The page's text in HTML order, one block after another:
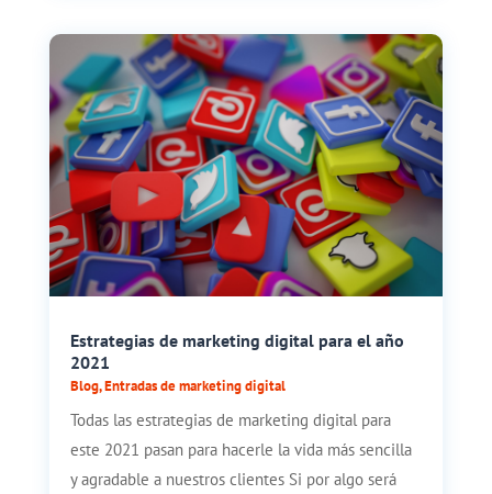
Estrategias de marketing digital para el año
2021
Blog,Entradas de marketing digital
Todas las estrategias de marketing digital para
este 2021 pasan para hacerle la vida más sencilla
y agradable a nuestros clientes Si por algo será